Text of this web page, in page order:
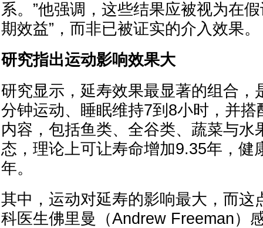
系。”他强调，这些结果应被视为在
期效益”，而非已被证实的介入效果。
研究指出运动影响效果大
研究显示，延寿效果最显著的组合，
分钟运动、睡眠维持7到8小时，并搭
内容，包括鱼类、全谷类、蔬菜与水
态，理论上可让寿命增加9.35年，健
年。
其中，运动对延寿的影响最大，而这
科医生佛里曼（Andrew Freeman）